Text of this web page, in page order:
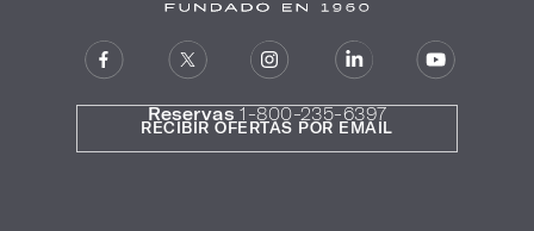
Reservas 1-800-235-6397
RECIBIR OFERTAS POR EMAIL